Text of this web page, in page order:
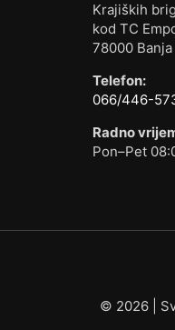
Krajiških
kod TC
78000 Banja
Telefon:
066/446-
Radno
Pon–Pet
© 2026 |